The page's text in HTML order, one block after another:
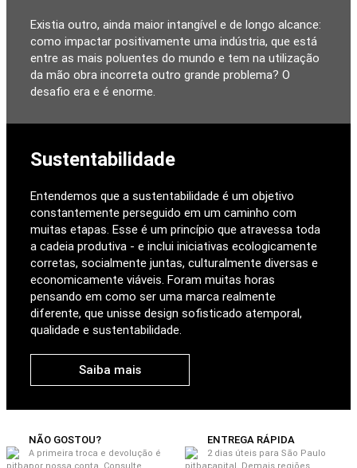
Existia outro, ainda maior intangível e de longo alcance:
como impactar positivamente uma indústria, que está
entre as mais poluentes do mundo e tem na utilização
da mão obra incorreta outro grande problema? O
desafio era e é enorme.
Sustentabilidade
Entendemos que a sustentabilidade é um objetivo
constantemente perseguido em um caminho com
muitas etapas. Esse é um princípio que atravessa toda
a cadeia produtiva - e inclui iniciativas ecologicamente
corretas, socialmente juntas, culturalmente diversas e
economicamente viáveis. Foram muitas horas
pensando em como ser uma marca realmente
diferente, que unisse design sofisticado atemporal,
qualidade e sustentabilidade.
Saiba mais
NÃO GOSTOU?
A primeira troca e devolução é
por nossa conta. Consulte
ENTREGA RÁPIDA
2 dias úteis para São Paulo
capital. Demais regiões